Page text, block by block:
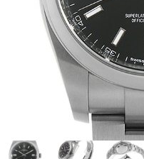
オーデマピゲ